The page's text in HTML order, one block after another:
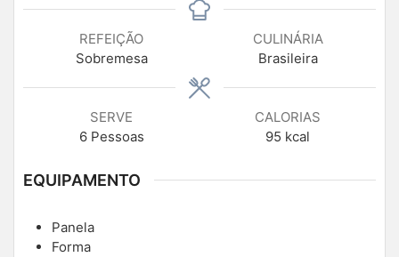
REFEIÇÃO
Sobremesa
CULINÁRIA
Brasileira
SERVE
6 Pessoas
CALORIAS
95 kcal
EQUIPAMENTO
Panela
Forma